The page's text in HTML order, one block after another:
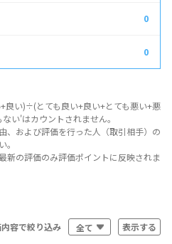
0
0
良い)÷(とても良い+良い+とても悪い+悪
い'はカウントされません。
、および評価を行った人（取引相手）の
新の評価のみ評価ポイントに反映されま
容で絞り込み 全て